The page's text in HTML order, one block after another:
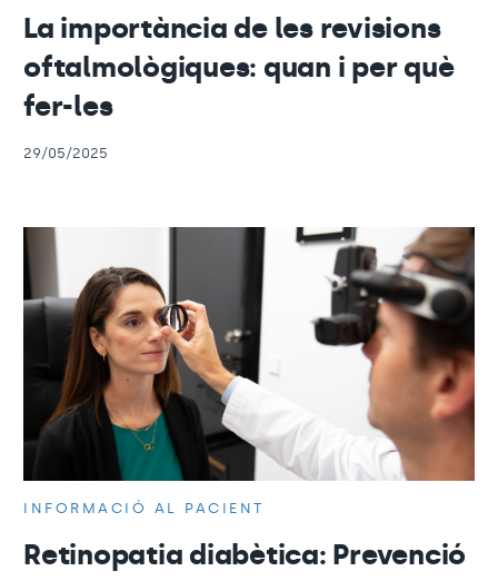
La importància de les revisions
oftalmològiques: quan i per què
fer-les
29/05/2025
INFORMACIÓ AL PACIENT
Retinopatia diabètica: Prevenció